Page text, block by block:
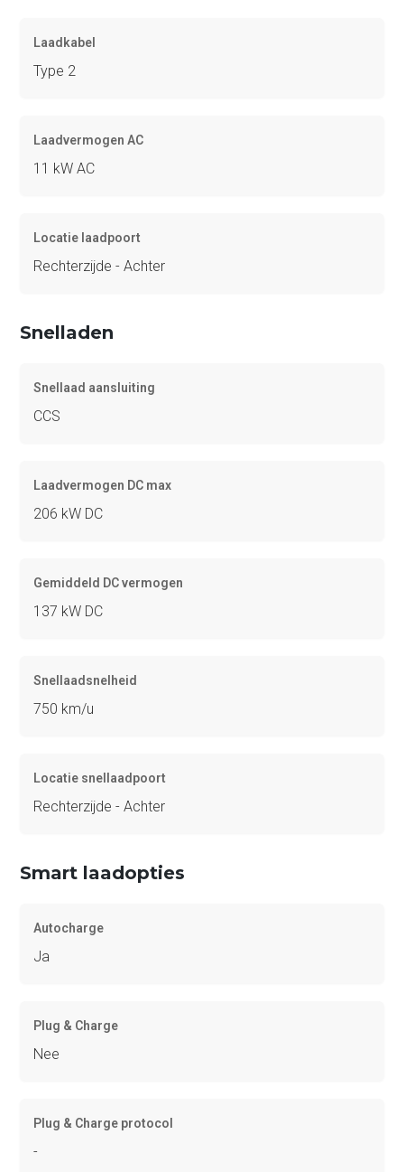
Laadkabel
Type 2
Laadvermogen AC
11 kW AC
Locatie laadpoort
Rechterzijde - Achter
Snelladen
Snellaad aansluiting
CCS
Laadvermogen DC max
206 kW DC
Gemiddeld DC vermogen
137 kW DC
Snellaadsnelheid
750 km/u
Locatie snellaadpoort
Rechterzijde - Achter
Smart laadopties
Autocharge
Ja
Plug & Charge
Nee
Plug & Charge protocol
-